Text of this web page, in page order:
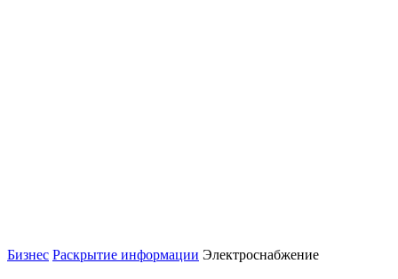
Бизнес Раскрытие информации Электроснабжение